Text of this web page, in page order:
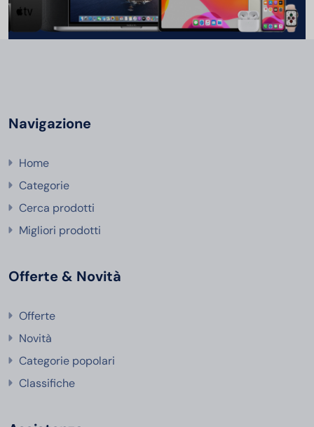
Navigazione
Home
Categorie
Cerca prodotti
Migliori prodotti
Offerte & Novità
Offerte
Novità
Categorie popolari
Classifiche